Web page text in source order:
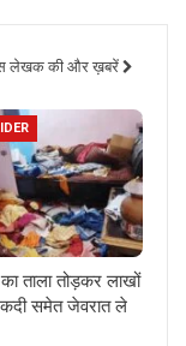
लेखक की और ख़बरें
ताला तोड़कर लाखों
समेत जेवरात ले